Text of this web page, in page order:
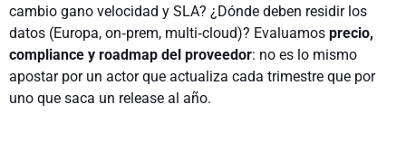
cambio gano velocidad y SLA? ¿Dónde deben residir los
datos (Europa, on‑prem, multi‑cloud)? Evaluamos precio,
compliance y roadmap del proveedor: no es lo mismo
apostar por un actor que actualiza cada trimestre que por
uno que saca un release al año.